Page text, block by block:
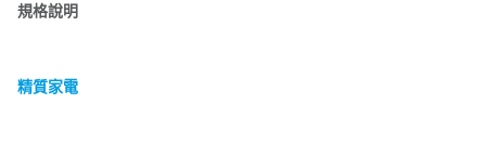
規格說明
精質家電